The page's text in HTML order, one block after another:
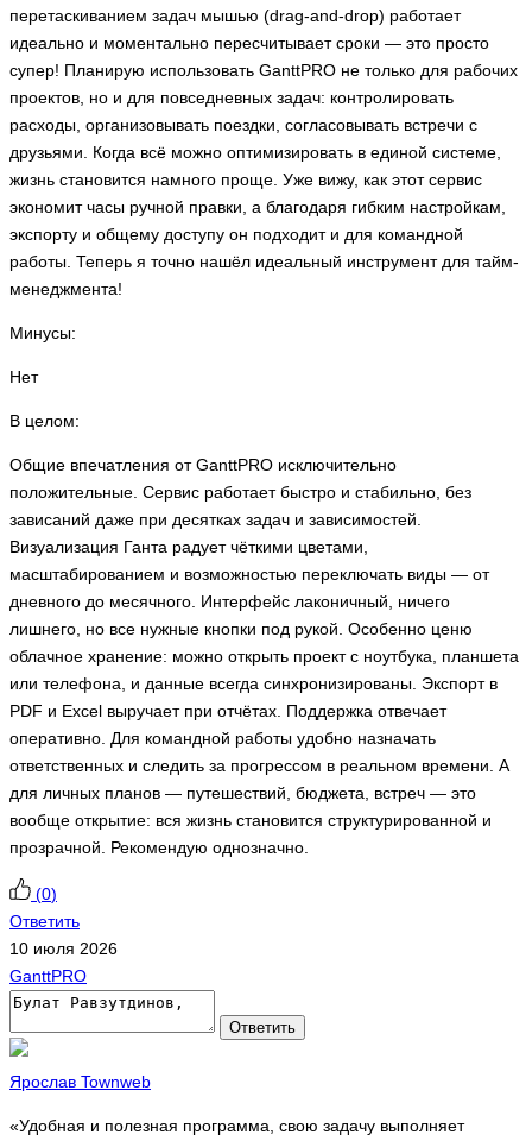
перетаскиванием задач мышью (drag‑and‑drop) работает
идеально и моментально пересчитывает сроки — это просто
супер! Планирую использовать GanttPRO не только для рабочих
проектов, но и для повседневных задач: контролировать
расходы, организовывать поездки, согласовывать встречи с
друзьями. Когда всё можно оптимизировать в единой системе,
жизнь становится намного проще. Уже вижу, как этот сервис
экономит часы ручной правки, а благодаря гибким настройкам,
экспорту и общему доступу он подходит и для командной
работы. Теперь я точно нашёл идеальный инструмент для тайм-
менеджмента!
Минусы:
Нет
В целом:
Общие впечатления от GanttPRO исключительно
положительные. Сервис работает быстро и стабильно, без
зависаний даже при десятках задач и зависимостей.
Визуализация Ганта радует чёткими цветами,
масштабированием и возможностью переключать виды — от
дневного до месячного. Интерфейс лаконичный, ничего
лишнего, но все нужные кнопки под рукой. Особенно ценю
облачное хранение: можно открыть проект с ноутбука, планшета
или телефона, и данные всегда синхронизированы. Экспорт в
PDF и Excel выручает при отчётах. Поддержка отвечает
оперативно. Для командной работы удобно назначать
ответственных и следить за прогрессом в реальном времени. А
для личных планов — путешествий, бюджета, встреч — это
вообще открытие: вся жизнь становится структурированной и
прозрачной. Рекомендую однозначно.
(0)
Ответить
10 июля 2026
GanttPRO
Ответить
Ярослав Townweb
«Удобная и полезная программа, свою задачу выполняет